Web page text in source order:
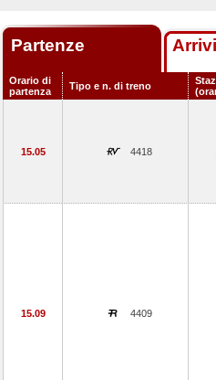
Partenze Arrivi
Orario di
partenza
Tipo e n. di treno
15.05 4418
15.09 4409